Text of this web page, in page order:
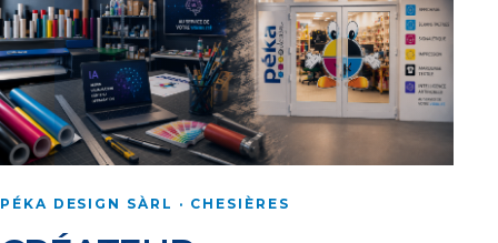
PÉKA DESIGN SÀRL · CHESIÈRES